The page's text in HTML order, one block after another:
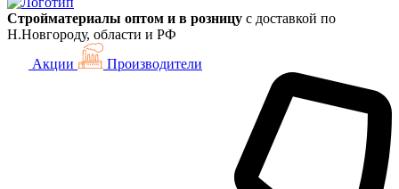
Стройматериалы оптом и в розницу с доставкой по
Н.Новгороду, области и РФ
Акции
Производители